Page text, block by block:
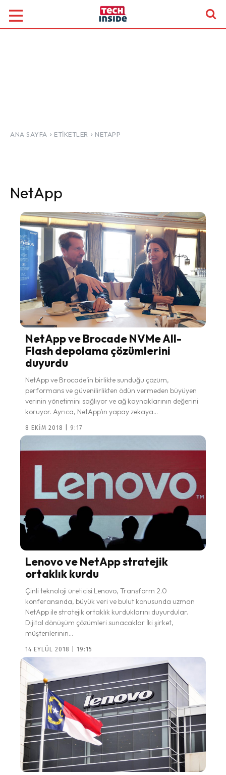
ANA SAYFA ETIKETLER NETAPP
NetApp
NetApp ve Brocade NVMe All-
Flash depolama çözümlerini
duyurdu
NetApp ve Brocade’in birlikte sunduğu çözüm,
performans ve güvenilirlikten ödün vermeden büyüyen
verinin yönetimini sağlıyor ve ağ kaynaklarının değerini
koruyor. Ayrıca, NetApp’ın yapay zekaya...
8 EKIM 2018 | 9:17
Lenovo ve NetApp stratejik
ortaklık kurdu
Çinli teknoloji üreticisi Lenovo, Transform 2.0
konferansında, büyük veri ve bulut konusunda uzman
NetApp ile stratejik ortaklık kurduklarını duyurdular.
Dijital dönüşüm çözümleri sunacaklar İki şirket,
müşterilerinin...
14 EYLÜL 2018 | 19:15